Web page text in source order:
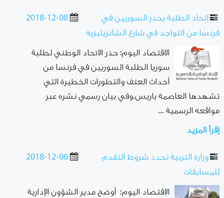
2018-12-08
اتحاد الطلبة يحذر السوريين في
فرنسا من التواجد في شارع الشانزيليزيه
الاقتصاد اليوم: حذر الاتحاد الوطني لطلبة
سوريا الطلبة السوريين في فرنسا من
أحداث العنف والتطورات الخطيرة التي
تشهدها العاصمة باريس.وفي بيان رسمي نشره عبر
مواقعه الرسمية ...
إقرأ المزيد
2018-12-06
وزارة التربية تحدد شروط التقدم
للمسابقات
الاقتصاد اليوم: أوضح مدير الشؤون الإدارية